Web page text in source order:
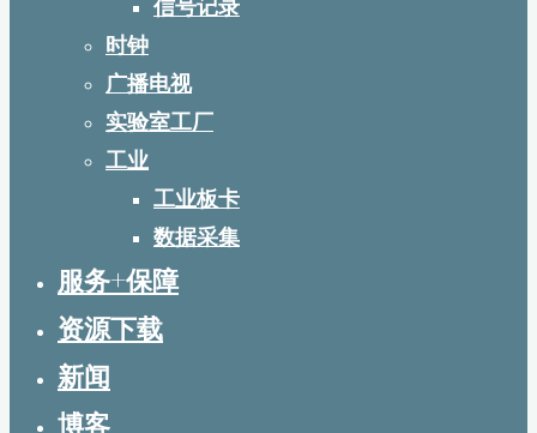
时钟
广播电视
实验室工厂
工业
工业板卡
数据采集
服务+保障
资源下载
新闻
博客